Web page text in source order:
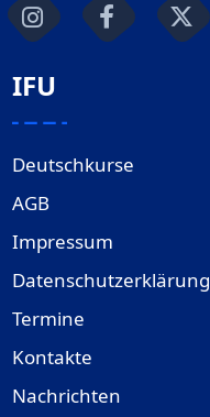
IFU
Deutschkurse
AGB
Impressum
Datenschutzerklärung
Termine
Kontakte
Nachrichten